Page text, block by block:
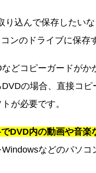
り込んで保存したい
ンのドライブに保存
どコピーガードが
の場合、直接コ
が必要です。
DVD内の動画や音楽
などのパソ